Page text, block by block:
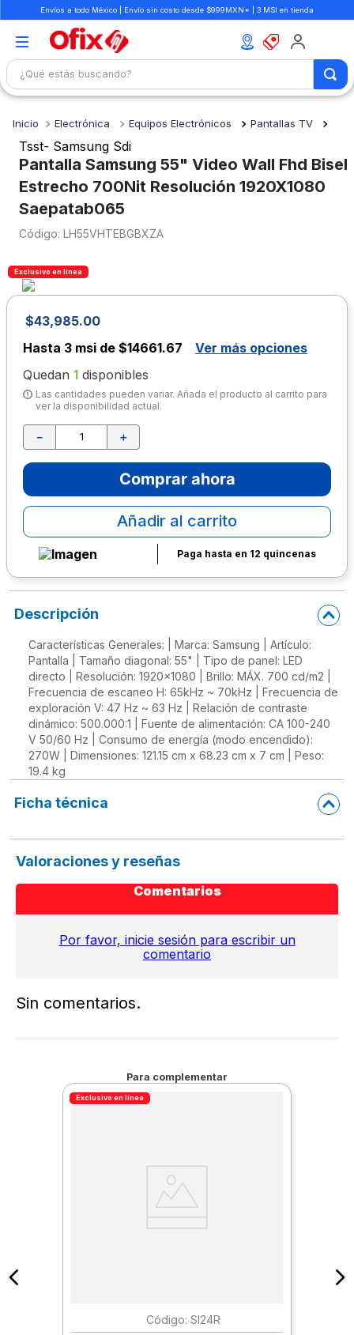
Envíos a todo México | Envío sin costo desde $999MXN* | 3 MSI en tienda
¿Qué estás buscando?
Electrónica Equipos Electrónicos Pantallas TV
Tsst- Samsung Sdi
Pantalla Samsung 55" Video Wall Fhd Bisel
Estrecho 700Nit Resolución 1920X1080
Saepatab065
: LH55VHTEBGBXZA
Exclusivo en línea
$43,985.00
Hasta 3 msi de $14661.67
Ver más opciones
Quedan 1 disponibles
Las cantidades pueden variar. Añada el producto al carrito para
ver la disponibilidad actual.
＋
－
Comprar ahora
Añadir al carrito
Paga hasta en 12 quincenas
Descripción
Características Generales: | Marca: Samsung | Artículo:
Pantalla | Tamaño diagonal: 55" | Tipo de panel: LED
directo | Resolución: 1920x1080 | Brillo: MÁX. 700 cd/m2 |
Frecuencia de escaneo H: 65kHz ~ 70kHz | Frecuencia de
exploración V: 47 Hz ~ 63 Hz | Relación de contraste
dinámico: 500.000:1 | Fuente de alimentación: CA 100-240
V 50/60 Hz | Consumo de energía (modo encendido):
270W | Dimensiones: 121.15 cm x 68.23 cm x 7 cm | Peso:
19.4 kg
Ficha técnica
Valoraciones y reseñas
Comentarios
Por favor, inicie sesión para escribir un
comentario
Sin comentarios.
Para complementar
Exclusivo en línea
: SI24R
1.
mochilas
2.
libretas
3.
cuaderno
4.
cuadernos
5.
colores
6.
boligrafo
7.
sacapuntas
8.
escolar
9.
escritorio
10. lapiz